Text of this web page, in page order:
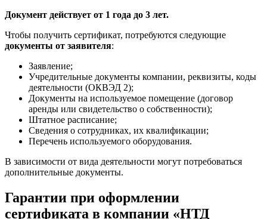
Документ действует от 1 года до 3 лет.
Чтобы получить сертификат, потребуются следующие
документы от заявителя:
Заявление;
Учредительные документы компании, реквизиты, коды
деятельности (ОКВЭД 2);
Документы на используемое помещение (договор
аренды или свидетельство о собственности);
Штатное расписание;
Сведения о сотрудниках, их квалификации;
Перечень используемого оборудования.
В зависимости от вида деятельности могут потребоваться
дополнительные документы.
Гарантии при оформлении
сертификата в компании «НТД